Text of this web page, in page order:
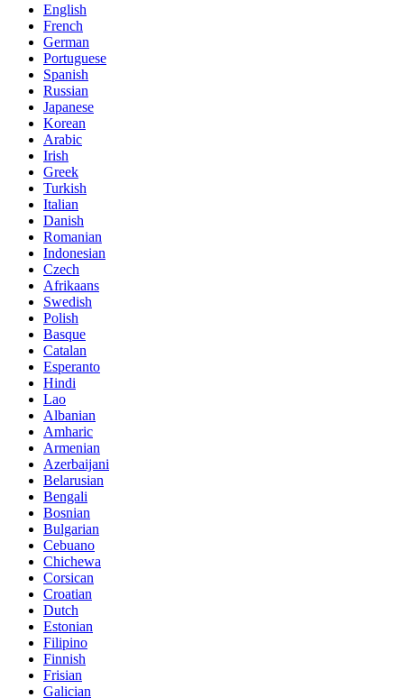
English
French
German
Portuguese
Spanish
Russian
Japanese
Korean
Arabic
Irish
Greek
Turkish
Italian
Danish
Romanian
Indonesian
Czech
Afrikaans
Swedish
Polish
Basque
Catalan
Esperanto
Hindi
Lao
Albanian
Amharic
Armenian
Azerbaijani
Belarusian
Bengali
Bosnian
Bulgarian
Cebuano
Chichewa
Corsican
Croatian
Dutch
Estonian
Filipino
Finnish
Frisian
Galician